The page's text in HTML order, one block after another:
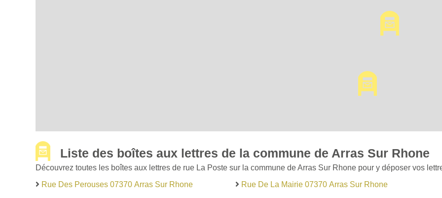
Liste des boîtes aux lettres de la commune de Arras Sur Rhone
Découvrez toutes les boîtes aux lettres de rue La Poste sur la commune de Arras Sur Rhone pour y déposer vos
Rue Des Perouses 07370 Arras Sur Rhone
Rue De La Mairie 07370 Arras Sur Rhone